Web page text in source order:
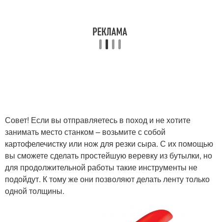
Совет! Если вы отправляетесь в поход и не хотите
занимать место станком – возьмите с собой
картофелечистку или нож для резки сыра. С их помощью
вы сможете сделать простейшую веревку из бутылки, но
для продолжительной работы такие инструменты не
подойдут. К тому же они позволяют делать ленту только
одной толщины.